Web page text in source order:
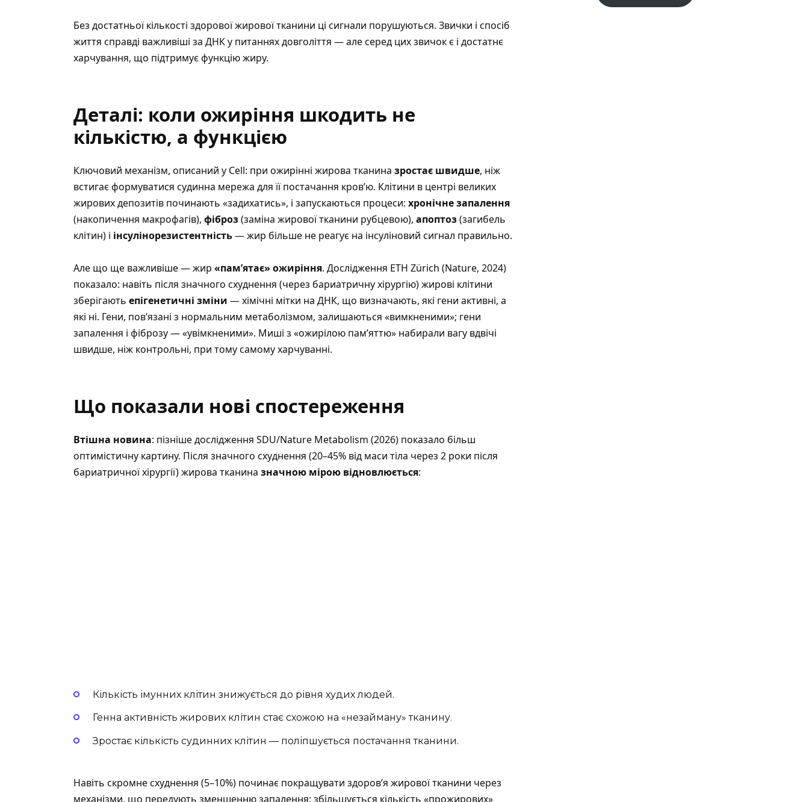
Без достатньої кількості здорової жирової тканини ці сигнали порушуються. Звички і спосіб
життя справді важливіші за ДНКу питаннях довголіття — але серед цих звичок є і достатнє
харчування, що підтримує функцію жиру.
Деталі: коли ожиріння шкодить не
кількістю, а функцією
Ключовий механізм, описаний у Cell: при ожирінні жирова тканина зростає швидше, ніж
встигає формуватися судинна мережа для її постачання кров’ю. Клітини в центрі великих
жирових депозитів починають «задихатись», і запускаються процеси: хронічне запалення
(накопичення макрофагів), фіброз(заміна жирової тканини рубцевою), апоптоз(загибель
клітин) і інсулінорезистентність— жир більше не реагує на інсуліновий сигнал правильно.
Але що ще важливіше — жир «пам’ятає» ожиріння. Дослідження ETH Zürich (Nature, 2024)
показало: навіть після значного схуднення (через бариатричну хірургію) жирові клітини
зберігають епігенетичні зміни — хімічні мітки на ДНК, що визначають, які гени активні, а
які ні. Гени, пов’язані з нормальним метаболізмом, залишаються «вимкненими»; гени
запалення і фіброзу — «увімкненими». Миші з «ожирілою пам’яттю» набирали вагу вдвічі
швидше, ніж контрольні, при тому самому харчуванні.
Що показали нові спостереження
Втішна новина: пізніше дослідження SDU/Nature Metabolism (2026) показало більш
оптимістичну картину. Після значного схуднення (20–45% від маси тіла через 2 роки після
бариатричної хірургії) жирова тканина значною мірою відновлюється:
Кількість імунних клітин знижується до рівня худих людей.
Генна активність жирових клітин стає схожою на «незайману» тканину.
Зростає кількість судинних клітин — поліпшується постачання тканини.
Навіть скромне схуднення (5–10%) починає покращувати здоров’я жирової тканини через
механізми, що передують зменшенню запалення: збільшується кількість «прожирових»